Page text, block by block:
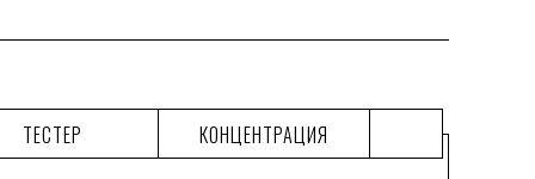
ТЕСТЕР КОНЦЕНТРАЦИЯ